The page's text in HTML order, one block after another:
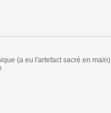
(a eu l'artefact sacré en